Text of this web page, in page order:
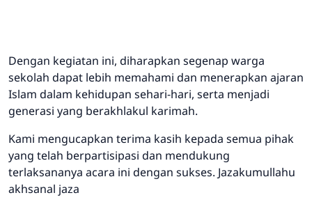
Dengan kegiatan ini, diharapkan segenap warga
sekolah dapat lebih memahami dan menerapkan ajaran
Islam dalam kehidupan sehari-hari, serta menjadi
generasi yang berakhlakul karimah.
Kami mengucapkan terima kasih kepada semua pihak
yang telah berpartisipasi dan mendukung
terlaksananya acara ini dengan sukses. Jazakumullahu
akhsanal jaza